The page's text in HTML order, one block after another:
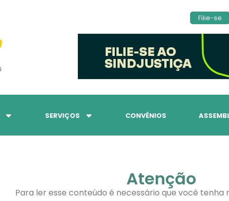
Filie-se
SERVIÇOS CONVÊNIOS
Atenção
Para ler esse conteúdo é necessário que você tenha